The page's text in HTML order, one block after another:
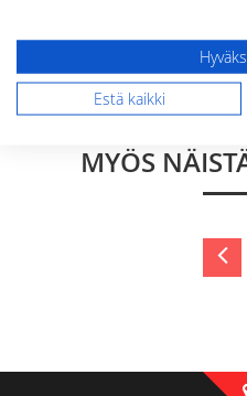
SAATTAISIT
MYÖS
Estä kaikki